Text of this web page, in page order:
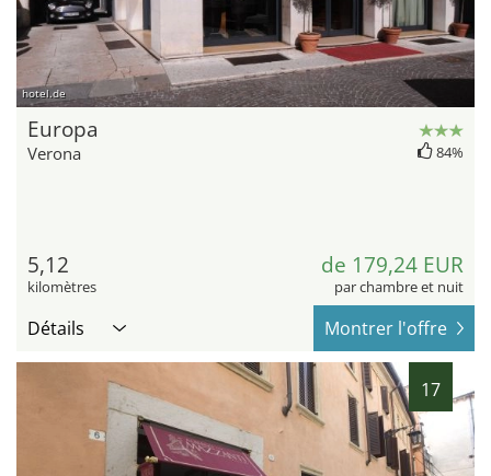
hotel.de
Europa
Verona 84%
5,12
kilomètres
de 179,24 EUR
par chambre et nuit
Détails Montrer l'offre
17